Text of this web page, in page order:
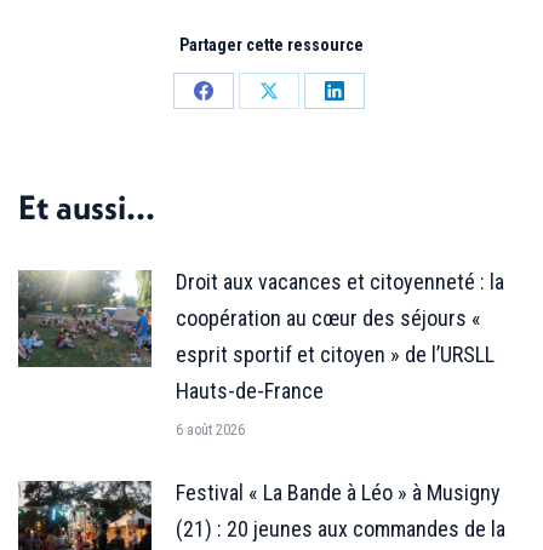
Partager cette ressource
PartagerPartagerPartager
Et aussi...
Droit aux vacances et citoyenneté : la
coopération au cœur des séjours «
esprit sportif et citoyen » de l’URSLL
Hauts-de-France
6 août 2026
Festival « La Bande à Léo » à Musigny
(21) : 20 jeunes aux commandes de la